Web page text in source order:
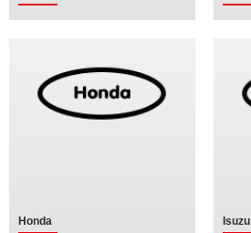
Honda Isuzu